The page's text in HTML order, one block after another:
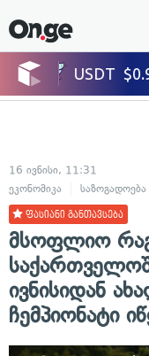
16 ივნისი, 11:31
ეკონომიკა
საზოგადოება
ფასიანი განთავსება
მსოფლიო
ივნისიდან
ჩემპიონატი